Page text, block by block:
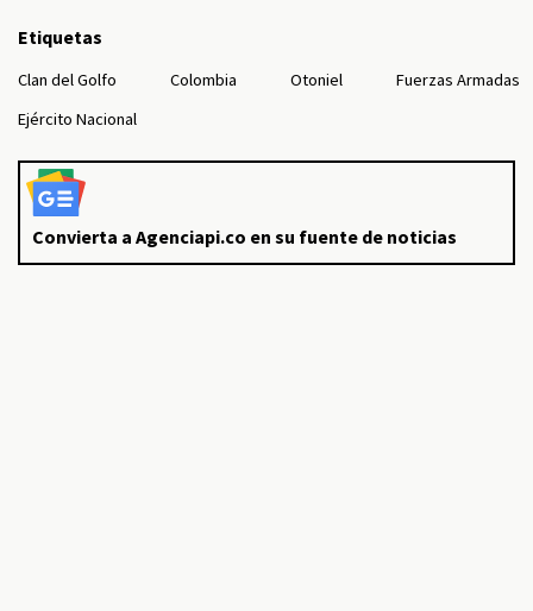
Etiquetas
Clan del Golfo Colombia Otoniel
Fuerzas Armadas
Ejército Nacional
Convierta a Agenciapi.co en su fuente de noticias